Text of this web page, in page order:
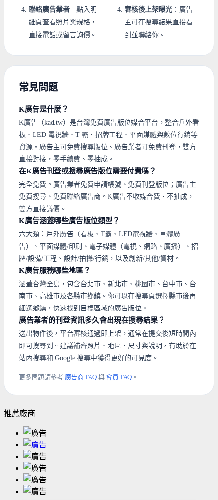
聯絡廣告業者 ：點入明
細頁查看照片與規格，
直接電話或留言詢價。
審核後上架曝光 ：廣告
主可在搜尋結果直接看
到並聯絡你。
常見問題
K廣告是什麼？
K廣告（kad.tw）是台灣免費廣告版位媒合平台，整合戶外看
板、LED 電視牆、T 霸、招牌工程、平面媒體與數位行銷等
資源。廣告主可免費搜尋版位、廣告業者可免費刊登，雙方
直接對接，零手續費、零抽成。
在K廣告刊登或搜尋廣告版位需要付費嗎？
完全免費。廣告業者免費申請帳號、免費刊登版位；廣告主
免費搜尋、免費聯絡廣告商。K廣告不收媒合費、不抽成，
雙方直接議價。
K廣告涵蓋哪些廣告版位類型？
六大類：戶外廣告（看板、T霸、LED電視牆、車體廣
告）、平面媒體/印刷、電子媒體（電視、網路、廣播）、招
牌/設備/工程、設計/拍攝/行銷，以及創新/其他/資材。
K廣告服務哪些地區？
涵蓋台灣全島，包含台北市、新北市、桃園市、台中市、台
南市、高雄市及各縣市鄉鎮。你可以在搜尋頁選擇縣市後再
細選鄉鎮，快速找到目標區域的廣告版位。
廣告業者的刊登資訊多久會出現在搜尋結果？
送出物件後，平台審核通過即上架，通常在提交後短時間內
即可搜尋到。建議補齊照片、地區、尺寸與說明，有助於在
站內搜尋和 Google 搜尋中獲得更好的可見度。
更多問題請參考 廣告商 FAQ 與 會員 FAQ 。
推薦廠商